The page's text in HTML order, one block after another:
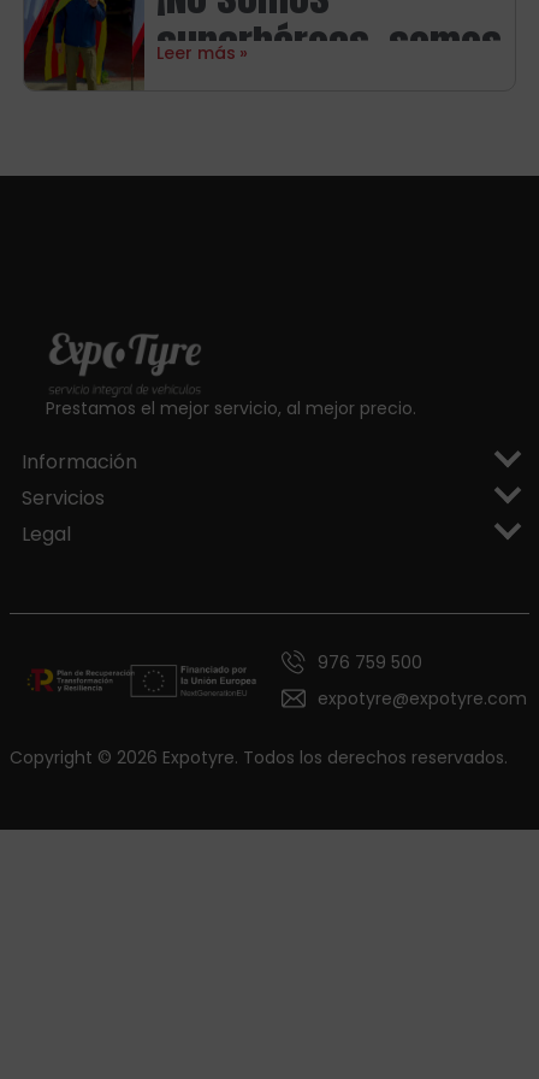
Michelin
superhéroes, somos
Leer más
Prestamos el mejor servicio, al mejor precio.
Información
Servicios
Legal
976 759 500
expotyre@expotyre.com
Copyright © 2026 Expotyre. Todos los derechos reservados.